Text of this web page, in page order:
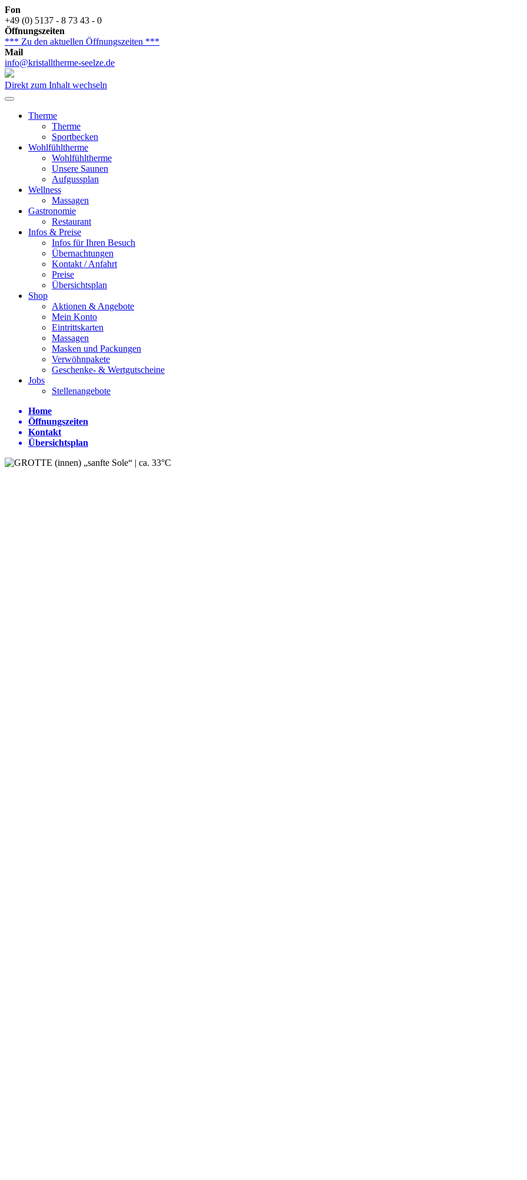
Fon
+49 (0) 5137 - 8 73 43 - 0
Öffnungszeiten
*** Zu den aktuellen Öffnungszeiten ***
Mail
info@kristalltherme-seelze.de
Direkt zum Inhalt wechseln
Therme
Therme
Sportbecken
Wohlfühltherme
Wohlfühltherme
Unsere Saunen
Aufgussplan
Wellness
Massagen
Gastronomie
Restaurant
Infos & Preise
Infos für Ihren Besuch
Übernachtungen
Kontakt / Anfahrt
Preise
Übersichtsplan
Shop
Aktionen & Angebote
Mein Konto
Eintrittskarten
Massagen
Masken und Packungen
Verwöhnpakete
Geschenke- & Wertgutscheine
Jobs
Stellenangebote
Home
Öffnungszeiten
Kontakt
Übersichtsplan